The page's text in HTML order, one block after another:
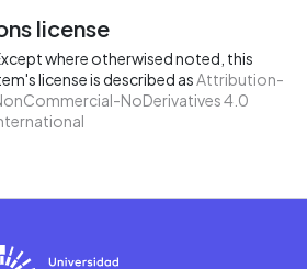
license
where otherwised noted, this
license is described asAttribution-
NoDerivatives 4.0